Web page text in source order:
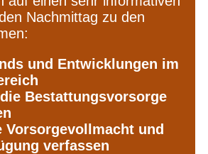
Nachmittag zu den
und Entwicklungen im
Bestattungsvorsorge
Vorsorgevollmacht und
verfassen